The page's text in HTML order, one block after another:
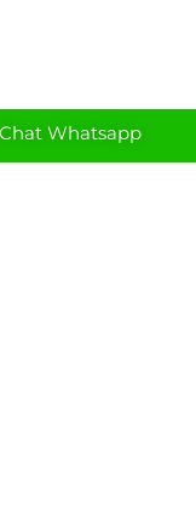
Chat Whatsapp